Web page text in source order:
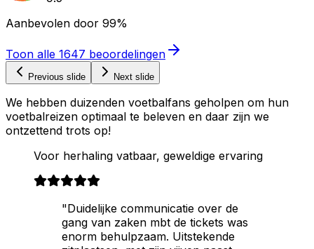
Aanbevolen door 99%
Toon alle 1647 beoordelingen
Previous slide Next slide
We hebben duizenden voetbalfans geholpen om hun
voetbalreizen optimaal te beleven en daar zijn we
ontzettend trots op!
Voor herhaling vatbaar, geweldige ervaring
"Duidelijke communicatie over de
gang van zaken mbt de tickets was
enorm behulpzaam. Uitstekende